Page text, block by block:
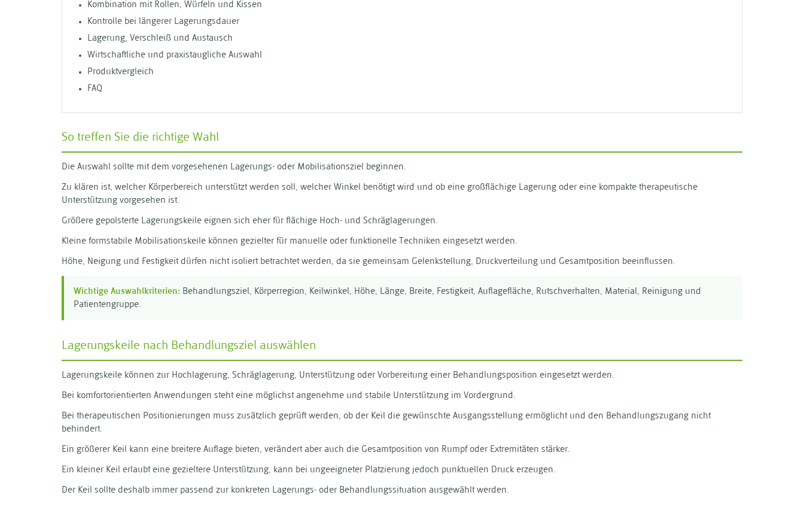
Kombination mit Rollen, Würfeln und Kissen
Kontrolle bei längerer Lagerungsdauer
Lagerung, Verschleiß und Austausch
Wirtschaftliche und praxistaugliche Auswahl
Produktvergleich
FAQ
So treffen Sie die richtige Wahl
Die Auswahl sollte mit dem vorgesehenen Lagerungs- oder Mobilisationsziel beginnen.
Zu klären ist, welcher Körperbereich unterstützt werden soll, welcher Winkel benötigt wird und ob eine großflächige Lagerung oder eine kompakte therapeutische
Unterstützung vorgesehen ist.
Größere gepolsterte Lagerungskeile eignen sich eher für flächige Hoch- und Schräglagerungen.
Kleine formstabile Mobilisationskeile können gezielter für manuelle oder funktionelle Techniken eingesetzt werden.
Höhe, Neigung und Festigkeit dürfen nicht isoliert betrachtet werden, da sie gemeinsam Gelenkstellung, Druckverteilung und Gesamtposition beeinflussen.
Wichtige Auswahlkriterien: Behandlungsziel, Körperregion, Keilwinkel, Höhe, Länge, Breite, Festigkeit, Auflagefläche, Rutschverhalten, Material, Reinigung und
Patientengruppe.
Lagerungskeile nach Behandlungsziel auswählen
Lagerungskeile können zur Hochlagerung, Schräglagerung, Unterstützung oder Vorbereitung einer Behandlungsposition eingesetzt werden.
Bei komfortorientierten Anwendungen steht eine möglichst angenehme und stabile Unterstützung im Vordergrund.
Bei therapeutischen Positionierungen muss zusätzlich geprüft werden, ob der Keil die gewünschte Ausgangsstellung ermöglicht und den Behandlungszugang nicht
behindert.
Ein größerer Keil kann eine breitere Auflage bieten, verändert aber auch die Gesamtposition von Rumpf oder Extremitäten stärker.
Ein kleiner Keil erlaubt eine gezieltere Unterstützung, kann bei ungeeigneter Platzierung jedoch punktuellen Druck erzeugen.
Der Keil sollte deshalb immer passend zur konkreten Lagerungs- oder Behandlungssituation ausgewählt werden.